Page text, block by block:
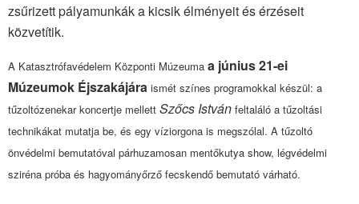
zsűrizett pályamunkák a kicsik élményeit és érzéseit
közvetítik.
A Katasztrófavédelem Központi Múzeuma a június 21-ei
Múzeumok Éjszakájára ismét színes programokkal készül: a
tűzoltózenekar koncertje mellett Szőcs István feltaláló a tűzoltási
technikákat mutatja be, és egy víziorgona is megszólal. A tűzoltó
önvédelmi bemutatóval párhuzamosan mentőkutya show, légvédelmi
sziréna próba és hagyományőrző fecskendő bemutató várható.